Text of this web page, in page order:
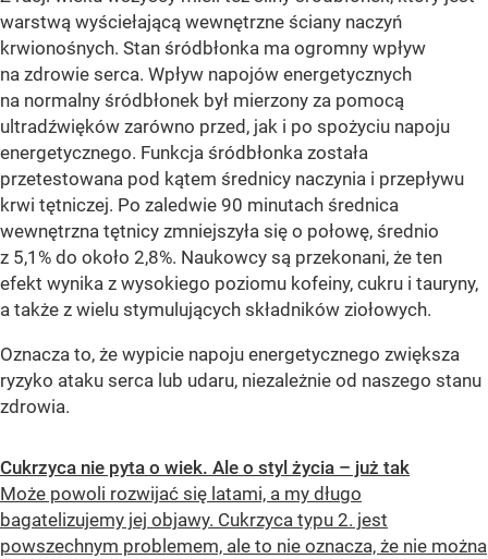
warstwą wyściełającą wewnętrzne ściany naczyń
krwionośnych. Stan śródbłonka ma ogromny wpływ
na zdrowie serca. Wpływ napojów energetycznych
na normalny śródbłonek był mierzony za pomocą
ultradźwięków zarówno przed, jak i po spożyciu napoju
energetycznego. Funkcja śródbłonka została
przetestowana pod kątem średnicy naczynia i przepływu
krwi tętniczej. Po zaledwie 90 minutach średnica
wewnętrzna tętnicy zmniejszyła się o połowę, średnio
z 5,1% do około 2,8%. Naukowcy są przekonani, że ten
efekt wynika z wysokiego poziomu kofeiny, cukru i tauryny,
a także z wielu stymulujących składników ziołowych.
Oznacza to, że wypicie napoju energetycznego zwiększa
ryzyko ataku serca lub udaru, niezależnie od naszego stanu
zdrowia.
Cukrzyca nie pyta o wiek. Ale o styl życia – już tak
Może powoli rozwijać się latami, a my długo
bagatelizujemy jej objawy. Cukrzyca typu 2. jest
powszechnym problemem, ale to nie oznacza, że nie można